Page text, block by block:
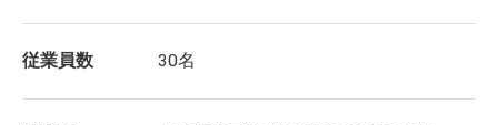
従業員数 30名